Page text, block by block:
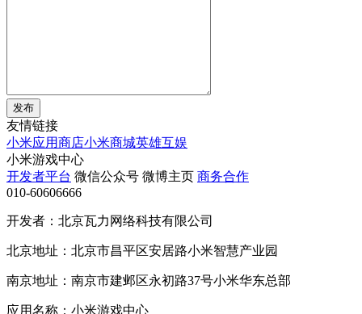
发布
友情链接
小米应用商店小米商城英雄互娱
小米游戏中心
开发者平台 微信公众号 微博主页 商务合作
010-60606666
开发者：北京瓦力网络科技有限公司
北京地址：北京市昌平区安居路小米智慧产业园
南京地址：南京市建邺区永初路37号小米华东总部
应用名称：小米游戏中心